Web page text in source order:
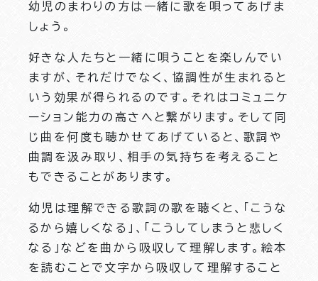
幼児のまわりの方は一緒に歌を唄ってあげま
しょう。
好きな人たちと一緒に唄うことを楽しんでい
ますが、それだけでなく、協調性が生まれると
いう効果が得られるのです。それはコミュニケ
ーション能力の高さへと繋がります。そして同
じ曲を何度も聴かせてあげていると、歌詞や
曲調を汲み取り、相手の気持ちを考えること
もできることがあります。
幼児は理解できる歌詞の歌を聴くと、「こうな
るから嬉しくなる」、「こうしてしまうと悲しく
なる」などを曲から吸収して理解します。絵本
を読むことで文字から吸収して理解すること